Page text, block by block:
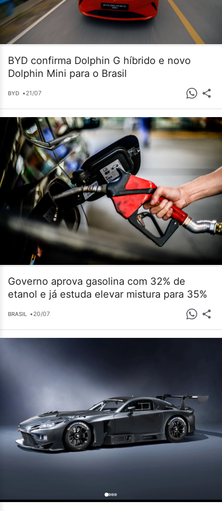
BYD confirma Dolphin G híbrido e novo
Dolphin Mini para o Brasil
BYD •21/07
Governo aprova gasolina com 32% de
etanol e já estuda elevar mistura para 35%
BRASIL •20/07